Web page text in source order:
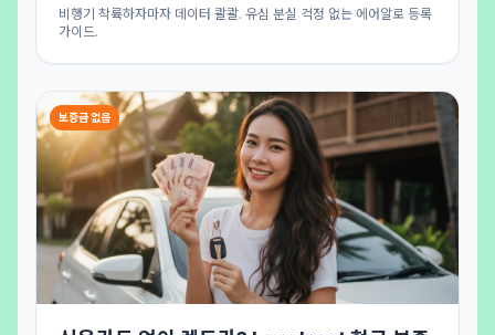
비행기 착륙하자마자 데이터 콸콸. 유심 분실 걱정 없는 에어알로 등록
가이드.
보증금 없음